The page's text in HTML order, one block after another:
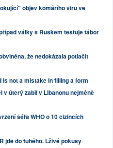
objev komářího viru ve
války s Ruskem testuje tábor
že nedokázala potlačit
is not a mistake in filling a form
v úterý zabil v Libanonu nejméně
šéfa WHO o 10 cizincích
jde do tuhého. Lživé pokusy